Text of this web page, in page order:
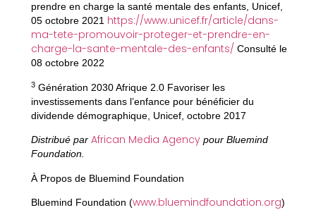
prendre en charge la santé mentale des enfants, Unicef,
05 octobre 2021 https://www.unicef.fr/article/dans-
ma-tete-promouvoir-proteger-et-prendre-en-
charge-la-sante-mentale-des-enfants/ Consulté le
08 octobre 2022
3Génération 2030 Afrique 2.0 Favoriser les
investissements dans l’enfance pour bénéficier du
dividende démographique, Unicef, octobre 2017
Distribué par African Media Agencypour Bluemind
Foundation.
À Propos de Bluemind Foundation
Bluemind Foundation (www.bluemindfoundation.org)